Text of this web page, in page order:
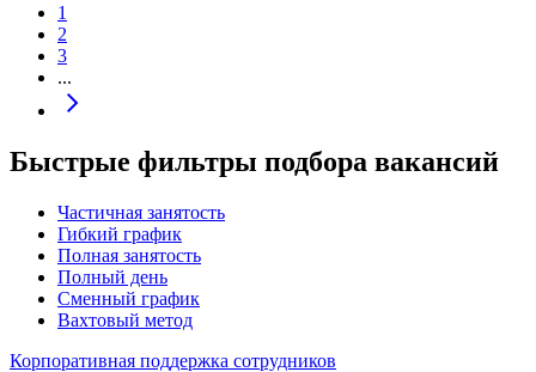
1
2
3
...
Быстрые фильтры подбора вакансий
Частичная занятость
Гибкий график
Полная занятость
Полный день
Сменный график
Вахтовый метод
Корпоративная поддержка сотрудников